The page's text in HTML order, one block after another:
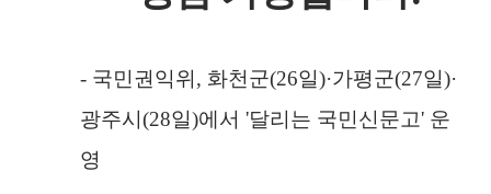
- 국민권익위 , 화천군(26일)·가평군(27일)·
광주시(28일)에서'달리는 국민신문고' 운
영